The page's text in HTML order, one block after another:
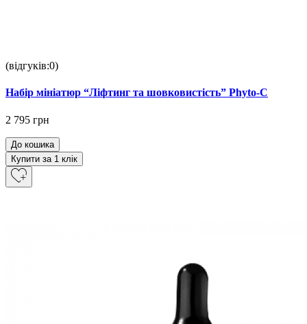
(відгуків:0)
Набір мініатюр “Ліфтинг та шовковистість” Phyto-C
2 795 грн
До кошика
Купити за 1 клiк